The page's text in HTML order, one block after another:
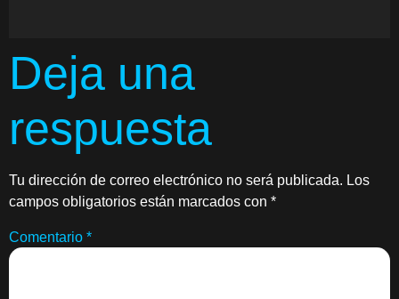
Deja una
respuesta
Tu dirección de correo electrónico no será publicada. Los
campos obligatorios están marcados con *
Comentario *